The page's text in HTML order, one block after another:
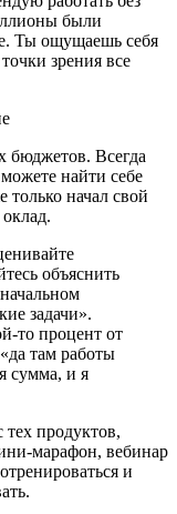
были
Ты ощущаешь себя
зрения все
бюджетов. Всегда
найти себе
начал свой
объяснить
задачи».
то процент от
там работы
сумма, и я
тех продуктов,
марафон, вебинар
и